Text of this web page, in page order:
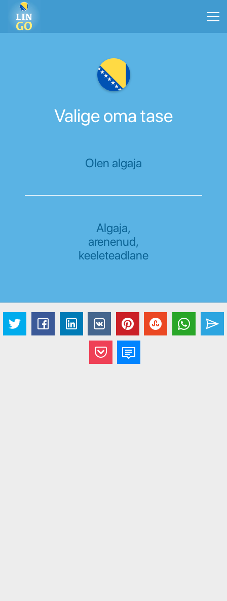
Valige oma tase
Olen algaja
Algaja,
arenenud,
keeleteadlane